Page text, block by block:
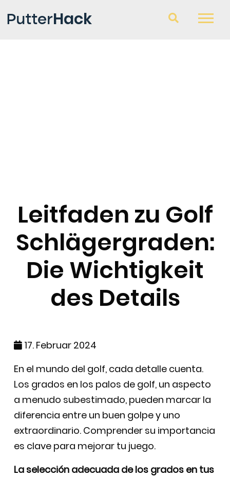
PutterHack
Leitfaden zu Golf
Schlägergraden:
Die Wichtigkeit
des Details
17. Februar 2024
En el mundo del golf, cada detalle cuenta.
Los grados en los palos de golf, un aspecto
a menudo subestimado, pueden marcar la
diferencia entre un buen golpe y uno
extraordinario. Comprender su importancia
es clave para mejorar tu juego.
La selección adecuada de los grados en tus